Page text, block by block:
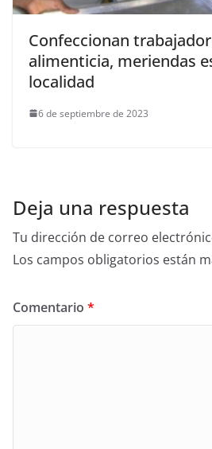
Confeccionan
alimenticia, meriendas
localidad
6 de septiembre de 2023
Deja una respuesta
Tu dirección de correo
Los campos obligatorios están
Comentario *